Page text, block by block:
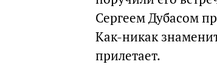
Сергеем Дубасом
Как-никак
прилетает.